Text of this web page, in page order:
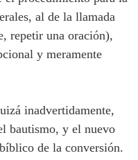
al de la llamada
repetir una oración),
y meramente
bautismo, y el nuevo
de la conversión.